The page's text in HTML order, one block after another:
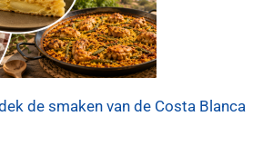
de smaken van de Costa Blanca